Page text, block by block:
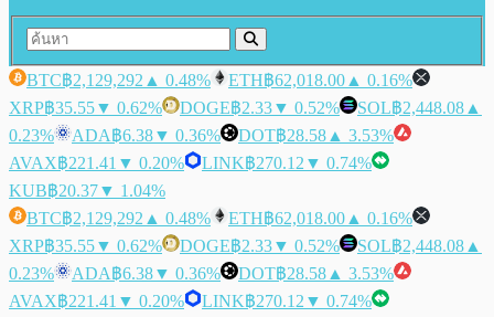
BTC฿2,129,292 ▲ 0.48% ETH฿62,018.00 ▲ 0.16%
XRP฿35.55▼ 0.62% DOGE฿2.33▼ 0.52% SOL฿2,448.08 ▲
0.23%
ADA฿6.38▼ 0.36% DOT฿28.58 ▲ 3.53%
AVAX฿221.41 ▼ 0.20% LINK฿270.12 ▼ 0.74%
KUB฿20.37▼ 1.04%
BTC฿2,129,292 ▲ 0.48% ETH฿62,018.00 ▲ 0.16%
XRP฿35.55▼ 0.62% DOGE฿2.33▼ 0.52% SOL฿2,448.08 ▲
0.23%
ADA฿6.38▼ 0.36% DOT฿28.58 ▲ 3.53%
AVAX฿221.41 ▼ 0.20% LINK฿270.12 ▼ 0.74%